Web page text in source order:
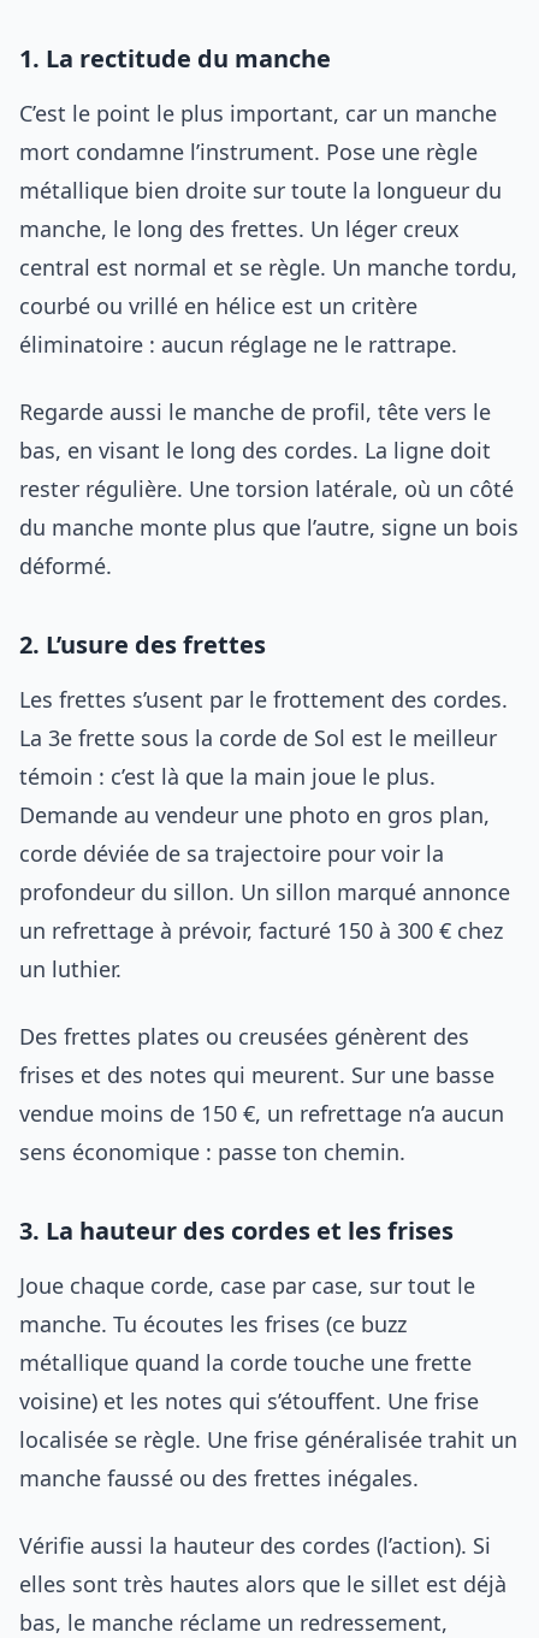
1. La rectitude du manche
C’est le point le plus important, car un manche
mort condamne l’instrument. Pose une règle
métallique bien droite sur toute la longueur du
manche, le long des frettes. Un léger creux
central est normal et se règle. Un manche tordu,
courbé ou vrillé en hélice est un critère
éliminatoire : aucun réglage ne le rattrape.
Regarde aussi le manche de profil, tête vers le
bas, en visant le long des cordes. La ligne doit
rester régulière. Une torsion latérale, où un côté
du manche monte plus que l’autre, signe un bois
déformé.
2. L’usure des frettes
Les frettes s’usent par le frottement des cordes.
La 3e frette sous la corde de Sol est le meilleur
témoin : c’est là que la main joue le plus.
Demande au vendeur une photo en gros plan,
corde déviée de sa trajectoire pour voir la
profondeur du sillon. Un sillon marqué annonce
un refrettage à prévoir, facturé 150 à 300 € chez
un luthier.
Des frettes plates ou creusées génèrent des
frises et des notes qui meurent. Sur une basse
vendue moins de 150 €, un refrettage n’a aucun
sens économique : passe ton chemin.
3. La hauteur des cordes et les frises
Joue chaque corde, case par case, sur tout le
manche. Tu écoutes les frises (ce buzz
métallique quand la corde touche une frette
voisine) et les notes qui s’étouffent. Une frise
localisée se règle. Une frise généralisée trahit un
manche faussé ou des frettes inégales.
Vérifie aussi la hauteur des cordes (l’action). Si
elles sont très hautes alors que le sillet est déjà
bas, le manche réclame un redressement,